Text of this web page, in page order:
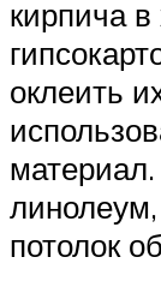
кирпича
оклеить
потолок